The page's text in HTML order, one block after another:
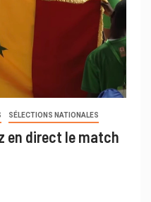
SÉLECTIONS NATIONALES
en direct le match